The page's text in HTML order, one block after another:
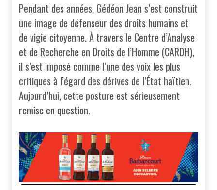
Pendant des années, Gédéon Jean s’est construit
une image de défenseur des droits humains et
de vigie citoyenne. À travers le Centre d’Analyse
et de Recherche en Droits de l’Homme (CARDH),
il s’est imposé comme l’une des voix les plus
critiques à l’égard des dérives de l’État haïtien.
Aujourd’hui, cette posture est sérieusement
remise en question.